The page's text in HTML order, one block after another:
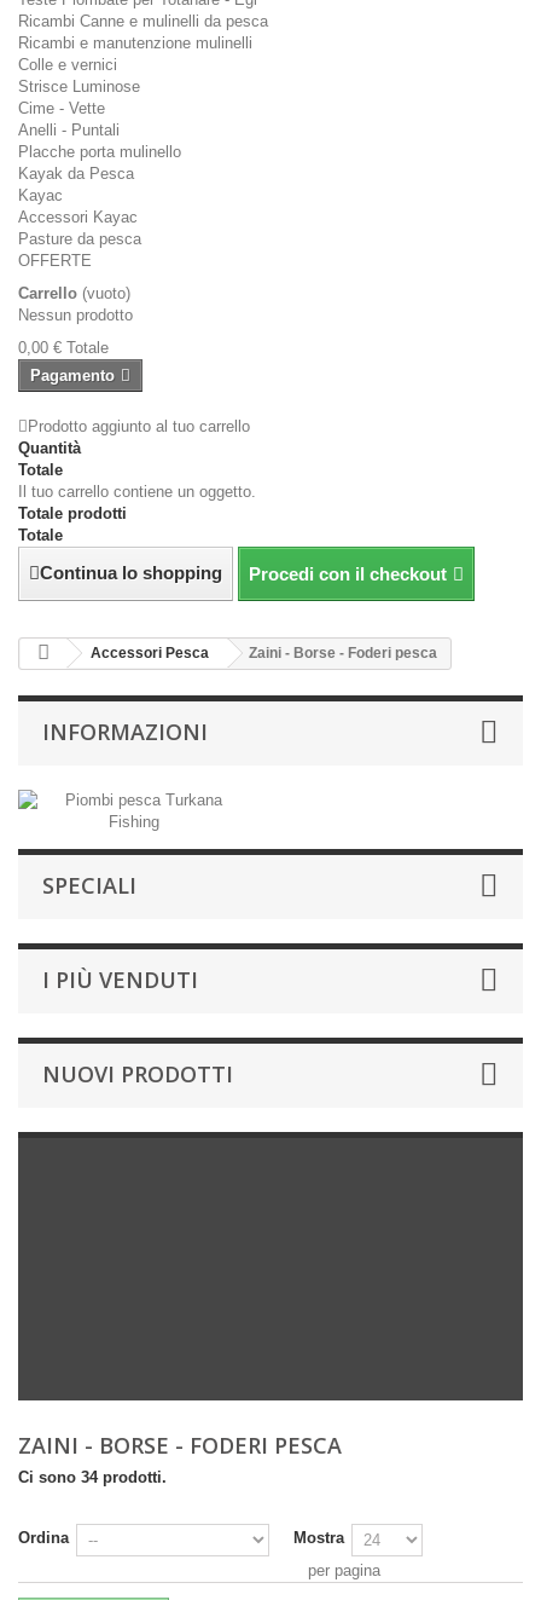
Ricambi Canne e mulinelli da pesca
Ricambi e manutenzione mulinelli
Colle e vernici
Strisce Luminose
Cime - Vette
Anelli - Puntali
Placche porta mulinello
Kayak da Pesca
Kayac
Accessori Kayac
Pasture da pesca
OFFERTE
Carrello (vuoto)
Nessun prodotto
0,00 € Totale
Pagamento
Prodotto aggiunto al tuo carrello
Quantità
Totale
Il tuo carrello contiene un oggetto.
Totale prodotti
Totale
Continua lo shopping Procedi con il checkout
Accessori Pesca Zaini - Borse - Foderi pesca
INFORMAZIONI
SPECIALI
I PIÙ VENDUTI
NUOVI PRODOTTI
ZAINI - BORSE - FODERI PESCA
Ci sono 34 prodotti.
Ordina
Mostra
per pagina